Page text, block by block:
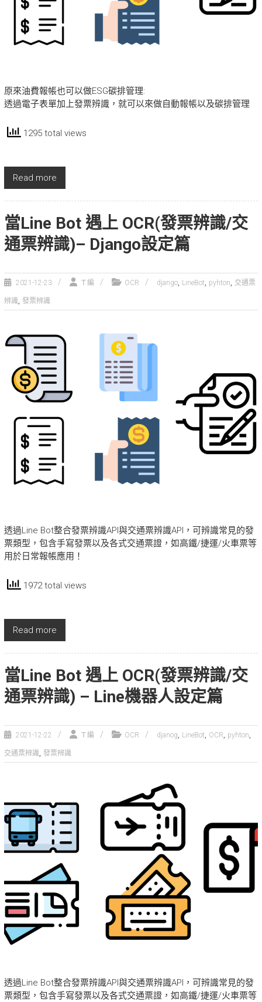
原來油費報帳也可以做ESG碳排管理:
透過電子表單加上發票辨識，就可以來做自動報帳以及碳排管理
1295 total views
Read more
當Line Bot 遇上 OCR(發票辨識/交
通票辨識)– Django設定篇
2021-12-23 Ｔ編 OCR django, LineBot, pyhton, 交通票
辨識, 發票辨識
透過Line Bot整合發票辨識API與交通票辨識API，可辨識常見的發
票類型，包含手寫發票以及各式交通票證，如高鐵/捷運/火車票等
用於日常報帳應用！
1972 total views
Read more
當Line Bot 遇上 OCR(發票辨識/交
通票辨識) – Line機器人設定篇
2021-12-22 Ｔ編 OCR djanog, LineBot, OCR, pyhton,
交通票辨識, 發票辨識
透過Line Bot整合發票辨識API與交通票辨識API，可辨識常見的發
票類型，包含手寫發票以及各式交通票證，如高鐵/捷運/火車票等